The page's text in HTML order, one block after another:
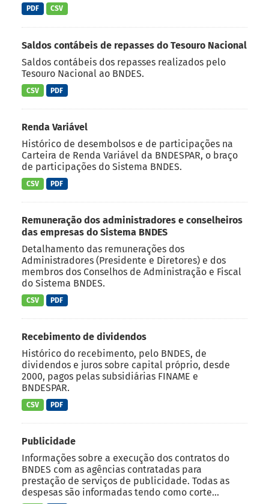
PDF CSV
Saldos contábeis de repasses do Tesouro Nacional
Saldos contábeis dos repasses realizados pelo
Tesouro Nacional ao BNDES.
CSV PDF
Renda Variável
Histórico de desembolsos e de participações na
Carteira de Renda Variável da BNDESPAR, o braço
de participações do Sistema BNDES.
CSV PDF
Remuneração dos administradores e conselheiros
das empresas do Sistema BNDES
Detalhamento das remunerações dos
Administradores (Presidente e Diretores) e dos
membros dos Conselhos de Administração e Fiscal
do Sistema BNDES.
CSV PDF
Recebimento de dividendos
Histórico do recebimento, pelo BNDES, de
dividendos e juros sobre capital próprio, desde
2000, pagos pelas subsidiárias FINAME e
BNDESPAR.
CSV PDF
Publicidade
Informações sobre a execução dos contratos do
BNDES com as agências contratadas para
prestação de serviços de publicidade. Todas as
despesas são informadas tendo como corte...